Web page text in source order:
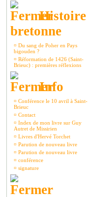
Histoire
bretonne
¤ Du sang de Poher en Pays
bigouden ?
¤ Réformation de 1426 (Saint-
Brieuc) : premières réflexions
Info
¤ Conférence le 10 avril à Saint-
Brieuc
¤ Contact
¤ Index de mon livre sur Guy
Autret de Missirien
¤ Livres d'Hervé Torchet
¤ Parution de nouveau livre
¤ Parution de nouveau livre
¤ conférence
¤ signature